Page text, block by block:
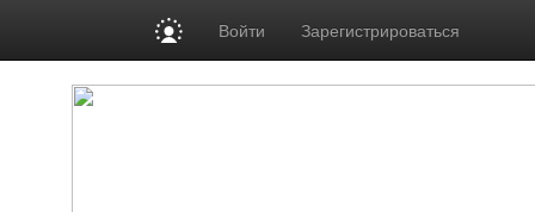
Войти Зарегистрироваться